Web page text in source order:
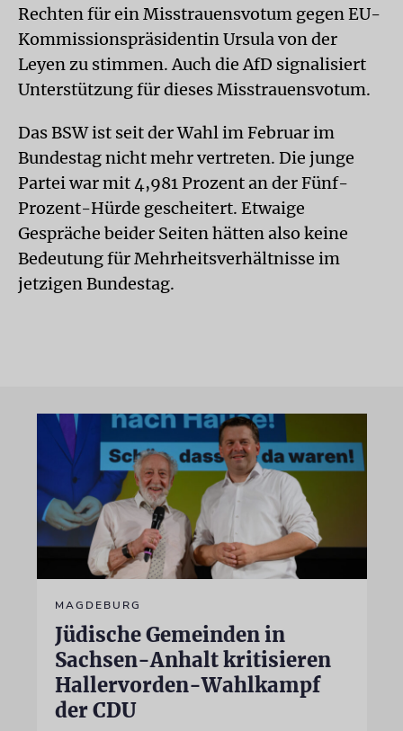
Rechten für ein Misstrauensvotum gegen EU-
Kommissionspräsidentin Ursula von der
Leyen zu stimmen. Auch die AfD signalisiert
Unterstützung für dieses Misstrauensvotum.
Das BSW ist seit der Wahl im Februar im
Bundestag nicht mehr vertreten. Die junge
Partei war mit 4,981 Prozent an der Fünf-
Prozent-Hürde gescheitert. Etwaige
Gespräche beider Seiten hätten also keine
Bedeutung für Mehrheitsverhältnisse im
jetzigen Bundestag.
MAGDEBURG
Jüdische Gemeinden in
Sachsen-Anhalt kritisieren
Hallervorden-Wahlkampf
der CDU